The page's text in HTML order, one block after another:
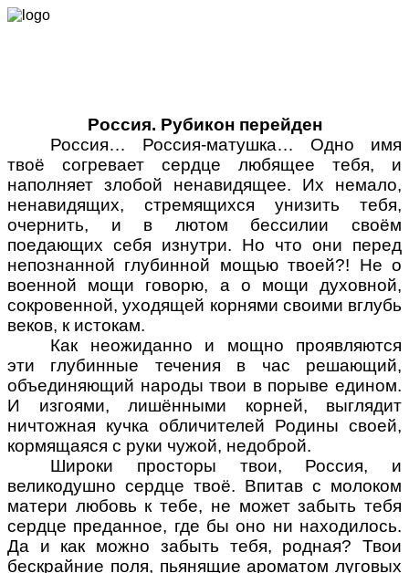
Россия. Рубикон перейден
Россия… Россия-матушка… Одно имя
твоё согревает сердце любящее тебя, и
наполняет злобой ненавидящее. Их немало,
ненавидящих, стремящихся унизить тебя,
очернить, и в лютом бессилии своём
поедающих себя изнутри. Но что они перед
непознанной глубинной мощью твоей?! Не о
военной мощи говорю, а о мощи духовной,
сокровенной, уходящей корнями своими вглубь
веков, к истокам.
Как неожиданно и мощно проявляются
эти глубинные течения в час решающий,
объединяющий народы твои в порыве едином.
И изгоями, лишёнными корней, выглядит
ничтожная кучка обличителей Родины своей,
кормящаяся с руки чужой, недоброй.
Широки просторы твои, Россия, и
великодушно сердце твоё. Впитав с молоком
матери любовь к тебе, не может забыть тебя
сердце преданное, где бы оно ни находилось.
Да и как можно забыть тебя, родная? Твои
бескрайние поля, пьянящие ароматом луговых